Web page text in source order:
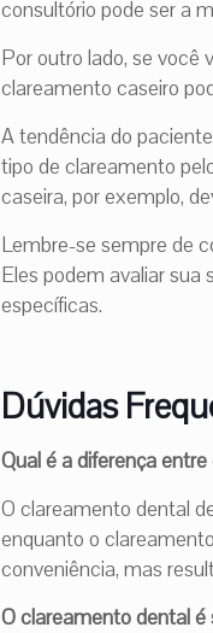
consultório pode ser a
Por outro lado, se você
clareamento caseiro
A tendência do
tipo de clareamento
caseira, por exemplo,
Lembre-se sempre de
Eles podem avaliar
específicas.
Dúvidas
Qual é a diferença
O clareamento dental
enquanto o
conveniência, mas
O clareamento dental é